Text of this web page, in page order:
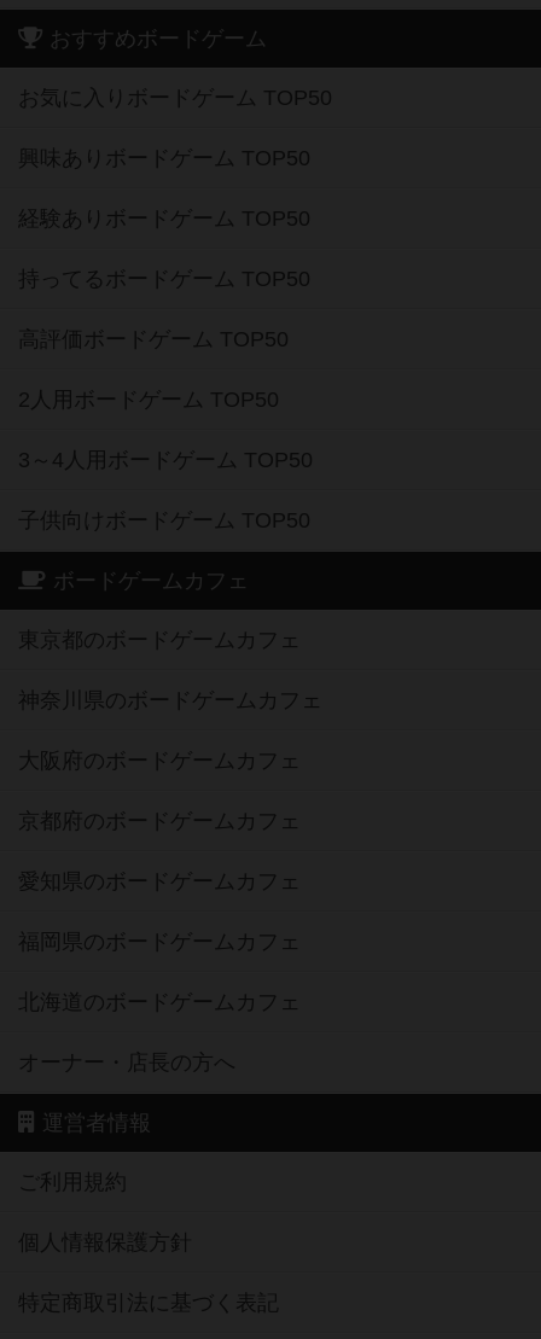
おすすめボードゲーム
お気に入りボードゲーム TOP50
興味ありボードゲーム TOP50
経験ありボードゲーム TOP50
持ってるボードゲーム TOP50
高評価ボードゲーム TOP50
2人用ボードゲーム TOP50
3～4人用ボードゲーム TOP50
子供向けボードゲーム TOP50
ボードゲームカフェ
東京都のボードゲームカフェ
神奈川県のボードゲームカフェ
大阪府のボードゲームカフェ
京都府のボードゲームカフェ
愛知県のボードゲームカフェ
福岡県のボードゲームカフェ
北海道のボードゲームカフェ
オーナー・店長の方へ
運営者情報
ご利用規約
個人情報保護方針
特定商取引法に基づく表記